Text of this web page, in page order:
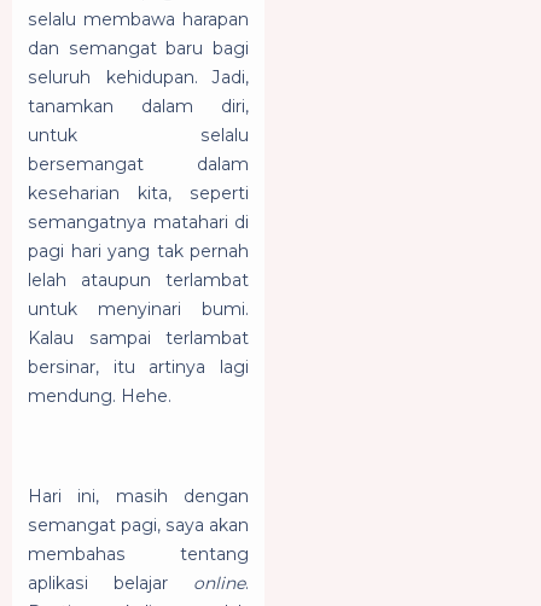
selalu membawa harapan
dan semangat baru bagi
seluruh kehidupan. Jadi,
tanamkan dalam diri,
untuk selalu
bersemangat dalam
keseharian kita, seperti
semangatnya matahari di
pagi hari yang tak pernah
lelah ataupun terlambat
untuk menyinari bumi.
Kalau sampai terlambat
bersinar, itu artinya lagi
mendung. Hehe.
Hari ini, masih dengan
semangat pagi, saya akan
membahas tentang
aplikasi belajar online.